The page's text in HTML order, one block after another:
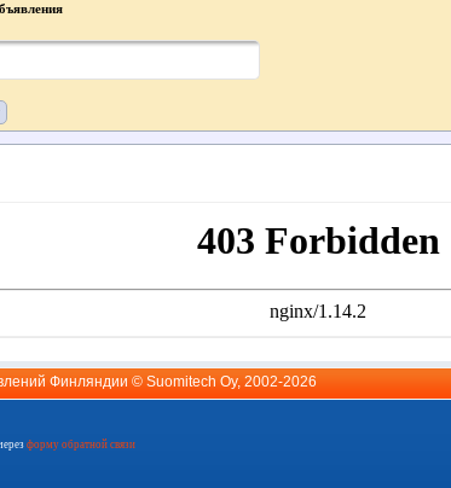
Финляндии © Suomitech Oy, 2002-2026
форму обратной связи